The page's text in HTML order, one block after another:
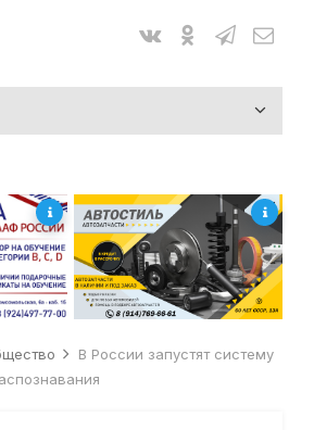
В России запустят систему